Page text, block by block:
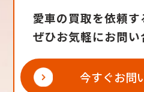
愛車の買取を依頼
ぜひお気軽にお問い
今すぐお問